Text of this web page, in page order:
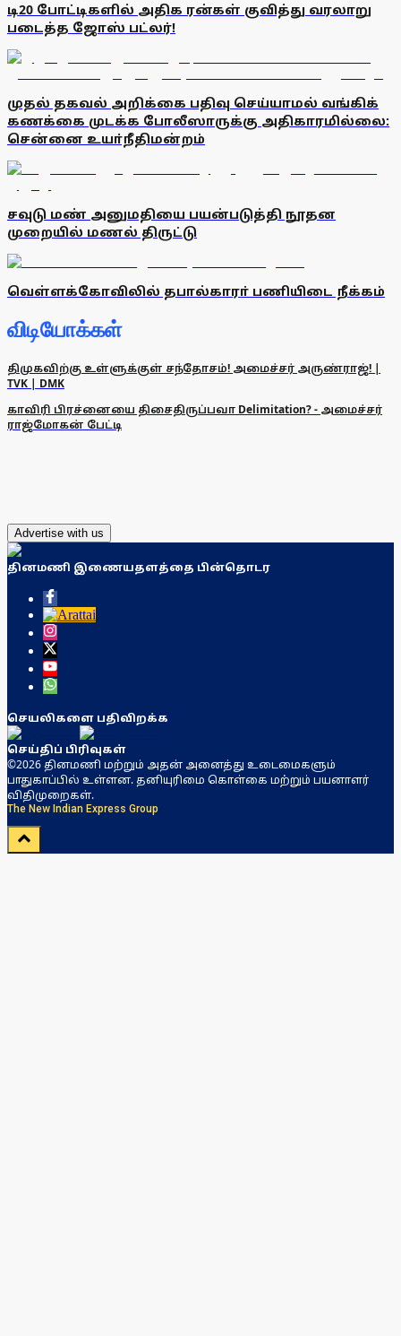
டி20 போட்டிகளில் அதிக ரன்கள் குவித்து வரலாறு
படைத்த ஜோஸ் பட்லர்!
முதல் தகவல் அறிக்கை பதிவு செய்யாமல் வங்கிக்
கணக்கை முடக்க போலீஸாருக்கு அதிகாரமில்லை:
சென்னை உயா்நீதிமன்றம்
சவுடு மண் அனுமதியை பயன்படுத்தி நூதன
முறையில் மணல் திருட்டு
வெள்ளக்கோவிலில் தபால்காரா் பணியிடை நீக்கம்
விடியோக்கள்
திமுகவிற்கு உள்ளுக்குள் சந்தோசம்! அமைச்சர் அருண்ராஜ்! |
TVK | DMK
காவிரி பிரச்னையை திசைதிருப்பவா Delimitation? - அமைச்சர்
ராஜ்மோகன் பேட்டி
Advertise with us
தினமணி இணையதளத்தை பின்தொடர
செயலிகளை பதிவிறக்க
செய்திப் பிரிவுகள்
©2026 தினமணி மற்றும் அதன் அனைத்து உடைமைகளும்
பாதுகாப்பில் உள்ளன. தனியுரிமை கொள்கை மற்றும் பயனாளர்
விதிமுறைகள்.
The New Indian Express Group